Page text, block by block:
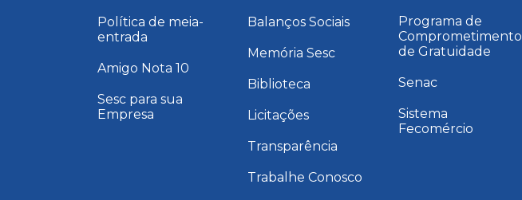
Política de meia-
entrada
Amigo Nota 10
Sesc para sua
Empresa
Balanços Sociais
Memória Sesc
Biblioteca
Licitações
Transparência
Trabalhe Conosco
Programa de
Comprometimento
de Gratuidade
Senac
Sistema
Fecomércio